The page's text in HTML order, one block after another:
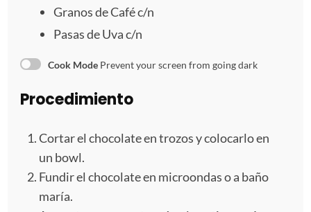
a
a
a
a
a Granos de Café c/n
Pasas de Uva c/n
Cook Mode Prevent your screen from going dark
Procedimiento
Cortar el chocolate en trozos y colocarlo en
un bowl.
Fundir el chocolate en microondas o a baño
maría.